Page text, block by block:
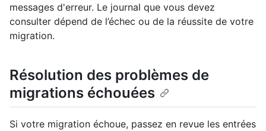
messages d'erreur. Le journal que vous devez
consulter dépend de l’échec ou de la réussite de votre
migration.
Résolution des problèmes de
migrations échouées
Si votre migration échoue, passez en revue les entrées